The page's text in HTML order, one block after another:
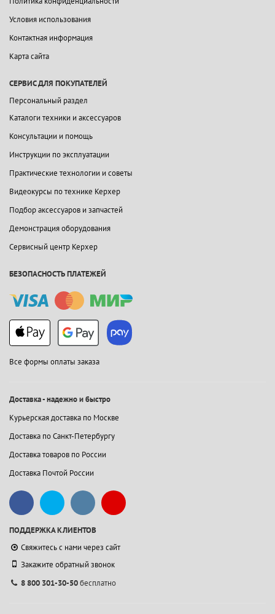
Условия использования
Контактная информация
Карта сайта
СЕРВИС ДЛЯ ПОКУПАТЕЛЕЙ
Персональный раздел
Каталоги техники и аксессуаров
Консультации и помощь
Инструкции по эксплуатации
Практические технологии и советы
Видеокурсы по технике Керхер
Подбор аксессуаров и запчастей
Демонстрация оборудования
Сервисный центр Керхер
БЕЗОПАСНОСТЬ ПЛАТЕЖЕЙ
Все формы оплаты заказа
Доставка - надежно и быстро
Курьерская доставка по Москве
Доставка по Санкт-Петербургу
Доставка товаров по России
Доставка Почтой России
ПОДДЕРЖКА КЛИЕНТОВ
Свяжитесь с нами через сайт
Закажите обратный звонок
8 800 301-30-50бесплатно